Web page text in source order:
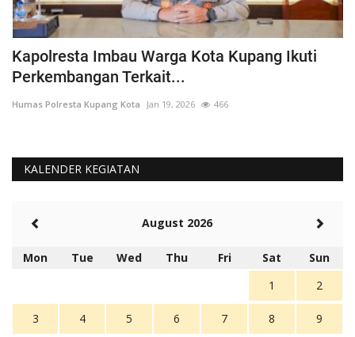
Kapolresta Imbau Warga Kota Kupang Ikuti
Perkembangan Terkait...
Humas Polresta Kupang Kota Jan 19, 2026 466
KALENDER KEGIATAN
August 2026
Mon Tue Wed Thu Fri Sat
Sun
1
2
3 4 5 6 7 8 9